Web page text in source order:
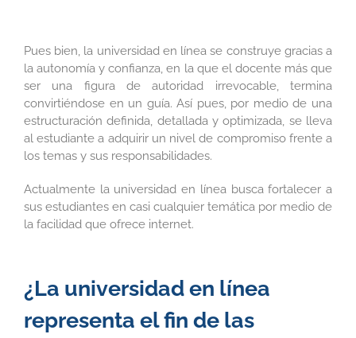
Pues bien, la universidad en línea se construye gracias a
la autonomía y confianza, en la que el docente más que
ser una figura de autoridad irrevocable, termina
convirtiéndose en un guía. Así pues, por medio de una
estructuración definida, detallada y optimizada, se lleva
al estudiante a adquirir un nivel de compromiso frente a
los temas y sus responsabilidades.
Actualmente la universidad en línea busca fortalecer a
sus estudiantes en casi cualquier temática por medio de
la facilidad que ofrece internet.
¿La universidad en línea
representa el fin de las